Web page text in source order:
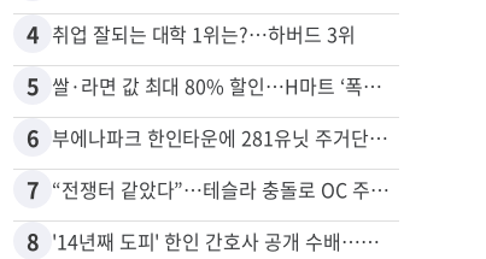
4 취업 잘되는 대학 1위는?…하버드 3위
5 쌀·라면 값 최대 80% 할인…H마트 ‘폭탄 세일’
6 부에나파크 한인타운에 281유닛 주거단지 들어선다
7 “전쟁터 같았다”…테슬라 충돌로 OC 주택 4채 파손
8 '14년째 도피' 한인 간호사 공개 수배…메디케어 사기 유죄